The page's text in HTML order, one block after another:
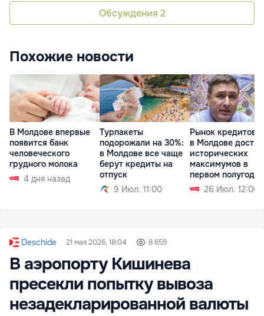
Обсуждения 2
Похожие новости
В Молдове впервые
появится банк
человеческого
грудного молока
4 дня назад
Турпакеты
подорожали на 30%:
в Молдове все чаще
берут кредиты на
отпуск
9 Июл. 11:00
Рынок
в Молдове достиг
исторических
максимумов в
первом
26 Июл. 12:00
Deschide 21 мая 2026, 18:04 8 659
В аэропорту Кишинева
пресекли попытку вывоза
незадекларированной валюты